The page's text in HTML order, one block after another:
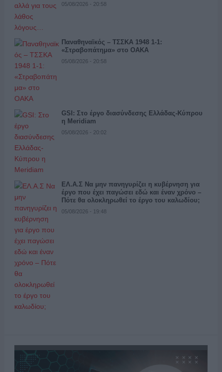
05/08/2026 - 20:58
Παναθηναϊκός – ΤΣΣΚΑ 1948 1-1:
«Στραβοπάτημα» στο ΟΑΚΑ
05/08/2026 - 20:58
GSI: Στο έργο διασύνδεσης Ελλάδας-Κύπρου
η Meridiam
05/08/2026 - 20:02
ΕΛ.Α.Σ Να μην πανηγυρίζει η κυβέρνηση για
έργο που έχει παγώσει εδώ και έναν χρόνο –
Πότε θα ολοκληρωθεί το έργο του καλωδίου;
05/08/2026 - 19:48